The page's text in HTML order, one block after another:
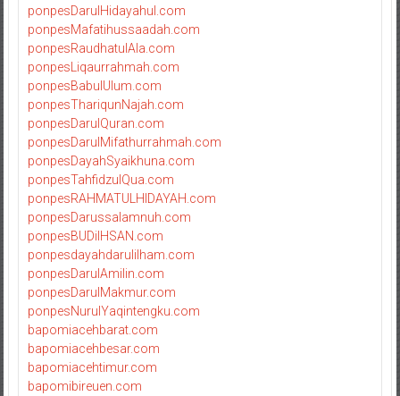
ponpesDarulHidayahul.com
ponpesMafatihussaadah.com
ponpesRaudhatulAla.com
ponpesLiqaurrahmah.com
ponpesBabulUlum.com
ponpesThariqunNajah.com
ponpesDarulQuran.com
ponpesDarulMifathurrahmah.com
ponpesDayahSyaikhuna.com
ponpesTahfidzulQua.com
ponpesRAHMATULHIDAYAH.com
ponpesDarussalamnuh.com
ponpesBUDiIHSAN.com
ponpesdayahdarulilham.com
ponpesDarulAmilin.com
ponpesDarulMakmur.com
ponpesNurulYaqintengku.com
bapomiacehbarat.com
bapomiacehbesar.com
bapomiacehtimur.com
bapomibireuen.com